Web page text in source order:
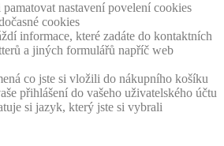
nastavení povelení cookies
cookies
informace, které zadáte do kontaktních
a jiných formulářů napříč web
co jste si vložili do nákupního košíku
přihlášení do vašeho uživatelského účtu
si jazyk, který jste si vybrali